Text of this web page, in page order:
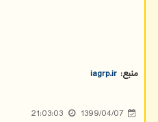
منبع: iagrp.ir
1399/04/07
21:03:03